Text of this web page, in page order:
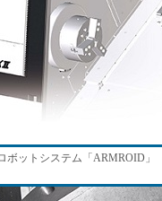
ボットシステム「ARMROID」